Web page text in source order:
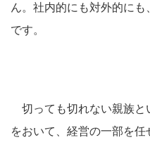
ん。社内的にも対外的に
です。
切っても切れない親族と
をおいて、経営の一部を